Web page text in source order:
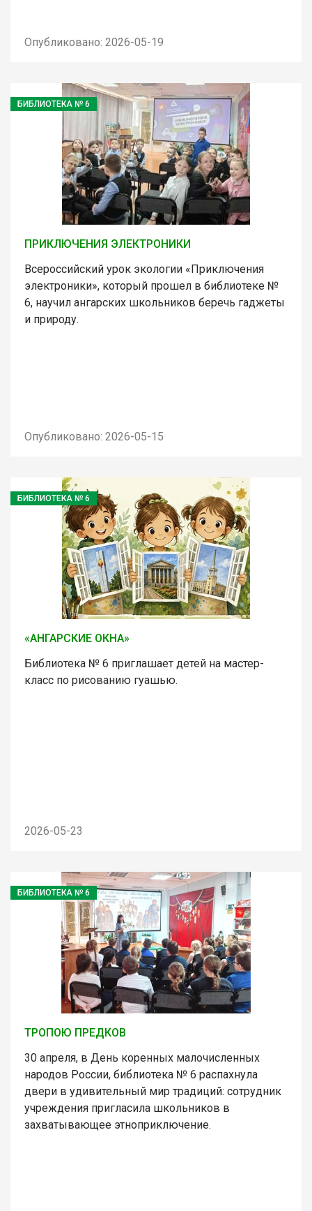
Опубликовано: 2026-05-19
БИБЛИОТЕКА № 6
ПРИКЛЮЧЕНИЯ ЭЛЕКТРОНИКИ
Всероссийский урок экологии «Приключения
электроники», который прошел в библиотеке №
6, научил ангарских школьников беречь гаджеты
и природу.
Опубликовано: 2026-05-15
БИБЛИОТЕКА № 6
«АНГАРСКИЕ ОКНА»
Библиотека № 6 приглашает детей на мастер-
класс по рисованию гуашью.
2026-05-23
БИБЛИОТЕКА № 6
ТРОПОЮ ПРЕДКОВ
30 апреля, в День коренных малочисленных
народов России, библиотека № 6 распахнула
двери в удивительный мир традиций: сотрудник
учреждения пригласила школьников в
захватывающее этноприключение.